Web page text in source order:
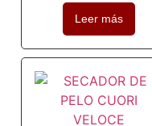
Leer más